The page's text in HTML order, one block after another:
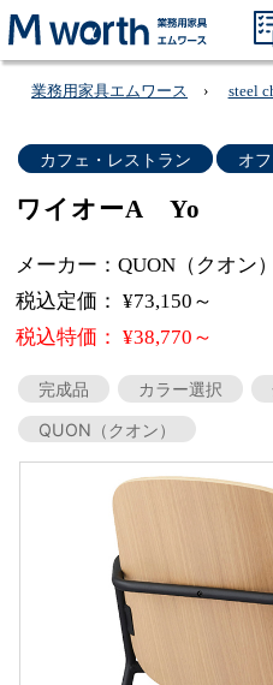
業務用家具エムワース steel
カフェ・レストラン オ
ワイオーA Yo
メーカー：QUON（クオン）
税込定価： ¥73,150～
税込特価： ¥38,770～
完成品 カラー選択
QUON（クオン）